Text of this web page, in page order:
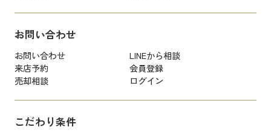
お問い合わせ
お問い合わせ
LINEから相談
来店予約
会員登録
売却相談
ログイン
こだわり条件